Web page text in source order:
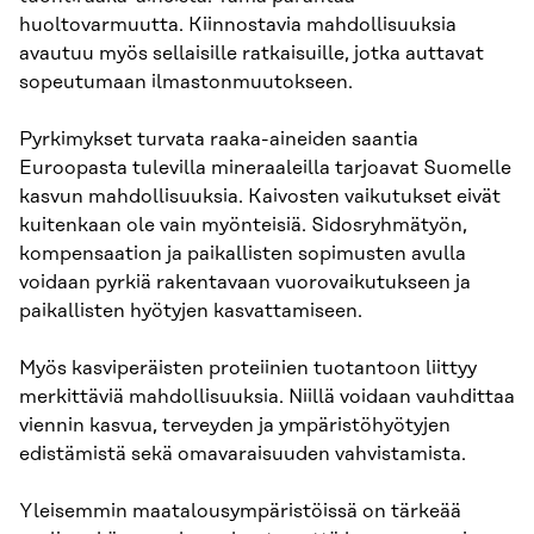
huoltovarmuutta. Kiinnostavia mahdollisuuksia
avautuu myös sellaisille ratkaisuille, jotka auttavat
sopeutumaan ilmastonmuutokseen.
Pyrkimykset turvata raaka-aineiden saantia
Euroopasta tulevilla mineraaleilla tarjoavat Suomelle
kasvun mahdollisuuksia. Kaivosten vaikutukset eivät
kuitenkaan ole vain myönteisiä. Sidosryhmätyön,
kompensaation ja paikallisten sopimusten avulla
voidaan pyrkiä rakentavaan vuorovaikutukseen ja
paikallisten hyötyjen kasvattamiseen.
Myös kasviperäisten proteiinien tuotantoon liittyy
merkittäviä mahdollisuuksia. Niillä voidaan vauhdittaa
viennin kasvua, terveyden ja ympäristöhyötyjen
edistämistä sekä omavaraisuuden vahvistamista.
Yleisemmin maatalousympäristöissä on tärkeää